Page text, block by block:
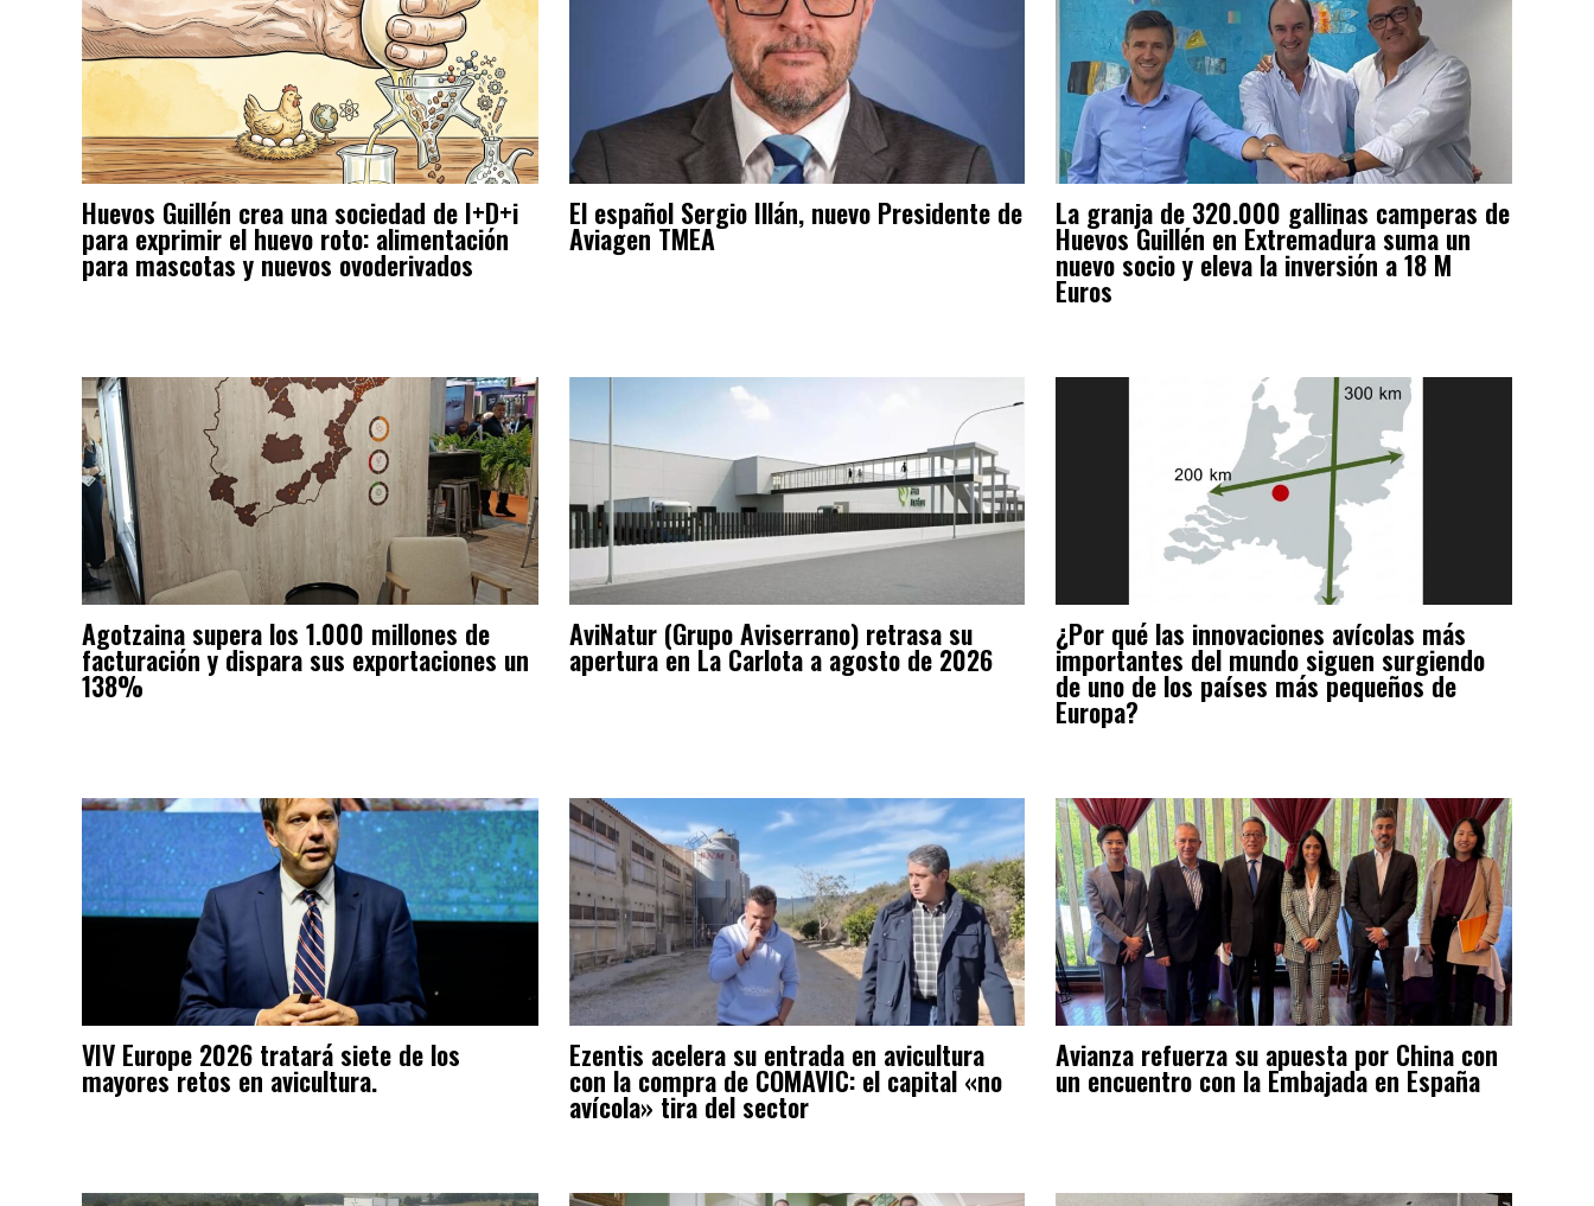
Huevos Guillén crea una sociedad de I+D+i
para exprimir el huevo roto: alimentación
para mascotas y nuevos ovoderivados
El español Sergio Illán, nuevo Presidente de
Aviagen TMEA
La granja de 320.000 gallinas camperas de
Huevos Guillén en Extremadura suma un
nuevo socio y eleva la inversión a 18 M
Euros
Agotzaina supera los 1.000 millones de
facturación y dispara sus exportaciones un
138%
AviNatur (Grupo Aviserrano) retrasa su
apertura en La Carlota a agosto de 2026
¿Por qué las innovaciones avícolas más
importantes del mundo siguen surgiendo
de uno de los países más pequeños de
Europa?
VIV Europe 2026 tratará siete de los
mayores retos en avicultura.
Ezentis acelera su entrada en avicultura
con la compra de COMAVIC: el capital «no
avícola» tira del sector
Avianza refuerza su apuesta por China con
un encuentro con la Embajada en España